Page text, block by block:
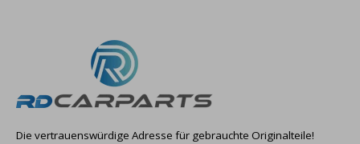
Die vertrauenswürdige Adresse für gebrauchte Originalteile!